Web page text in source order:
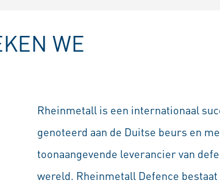
WE
Rheinmetall is een internationaal
genoteerd aan de Duitse beurs en
toonaangevende leverancier van
wereld. Rheinmetall Defence